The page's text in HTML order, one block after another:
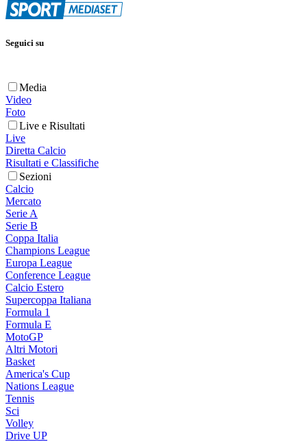
Seguici su
Media
Video
Foto
Live e Risultati
Live
Diretta Calcio
Risultati e Classifiche
Sezioni
Calcio
Mercato
Serie A
Serie B
Coppa Italia
Champions League
Europa League
Conference League
Calcio Estero
Supercoppa Italiana
Formula 1
Formula E
MotoGP
Altri Motori
Basket
America's Cup
Nations League
Tennis
Sci
Volley
Drive UP